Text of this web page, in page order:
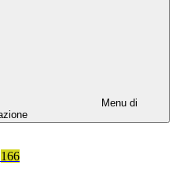
Menu di
166